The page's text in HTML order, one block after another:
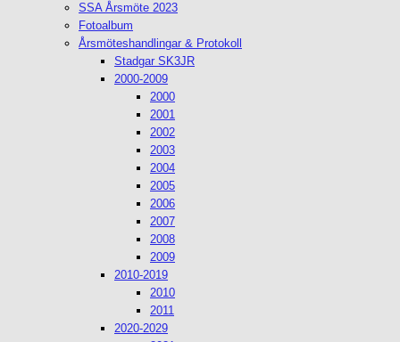
SSA Årsmöte 2023
Fotoalbum
Årsmöteshandlingar & Protokoll
Stadgar SK3JR
2000-2009
2000
2001
2002
2003
2004
2005
2006
2007
2008
2009
2010-2019
2010
2011
2020-2029